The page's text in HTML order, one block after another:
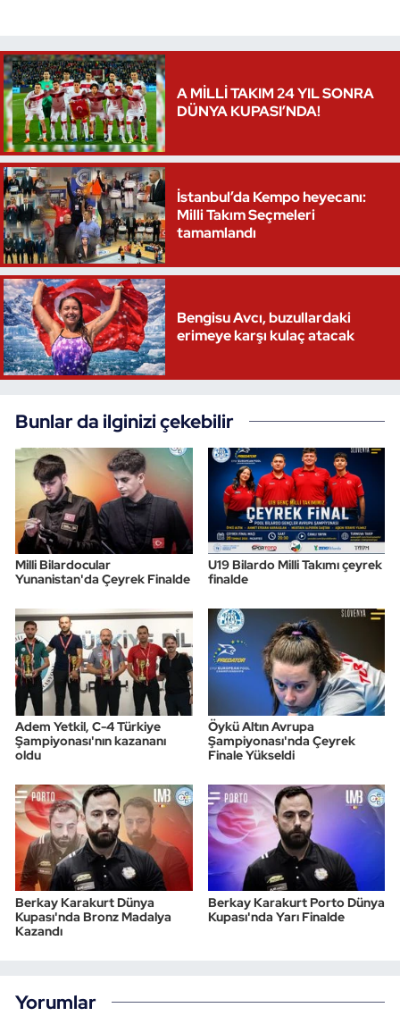
A MİLLİ TAKIM 24 YIL SONRA
DÜNYA KUPASI’NDA!
İstanbul’da Kempo heyecanı:
Milli Takım Seçmeleri
tamamlandı
Bengisu Avcı, buzullardaki
erimeye karşı kulaç atacak
Bunlar da ilginizi çekebilir
Milli Bilardocular
Yunanistan'da Çeyrek Finalde
U19 Bilardo Milli Takımı çeyrek
finalde
Adem Yetkil, C-4 Türkiye
Şampiyonası'nın kazananı
oldu
Öykü Altın Avrupa
Şampiyonası'nda Çeyrek
Finale Yükseldi
Berkay Karakurt Dünya
Kupası'nda Bronz Madalya
Kazandı
Berkay Karakurt Porto Dünya
Kupası'nda Yarı Finalde
Yorumlar
Voleybol
Vücut Geliştirme Fitness
Wushu Kungfu
Yelken
Yüzme